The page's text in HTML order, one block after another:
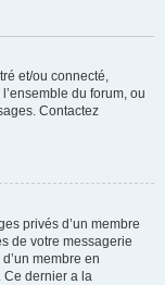
et/ou connecté,
du forum, ou
Contactez
privés d’un membre
de votre messagerie
membre en
Ce dernier a la